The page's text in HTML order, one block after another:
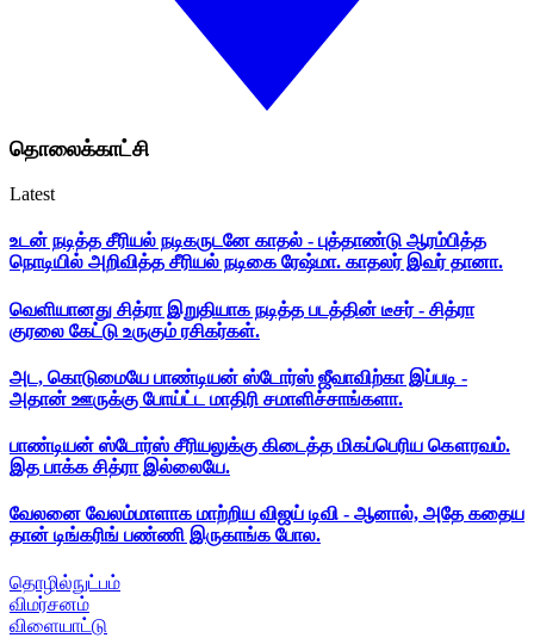
தொலைக்காட்சி
Latest
உடன் நடித்த சீரியல் நடிகருடனே காதல் - புத்தாண்டு ஆரம்பித்த
நொடியில் அறிவித்த சீரியல் நடிகை ரேஷ்மா. காதலர் இவர் தானா.
வெளியானது சித்ரா இறுதியாக நடித்த படத்தின் டீசர் - சித்ரா
குரலை கேட்டு உருகும் ரசிகர்கள்.
அட, கொடுமையே பாண்டியன் ஸ்டோர்ஸ் ஜீவாவிற்கா இப்படி -
அதான் ஊருக்கு போய்ட்ட மாதிரி சமாளிச்சாங்களா.
பாண்டியன் ஸ்டோர்ஸ் சீரியலுக்கு கிடைத்த மிகப்பெரிய கௌரவம்.
இத பாக்க சித்ரா இல்லையே.
வேலனை வேலம்மாளாக மாற்றிய விஜய் டிவி - ஆனால், அதே கதைய
தான் டிங்கரிங் பண்ணி இருகாங்க போல.
தொழில்நுட்பம்
விமர்சனம்
விளையாட்டு